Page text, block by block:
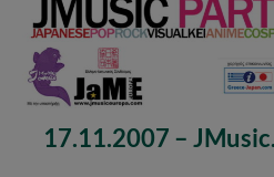
17.11.2007 –